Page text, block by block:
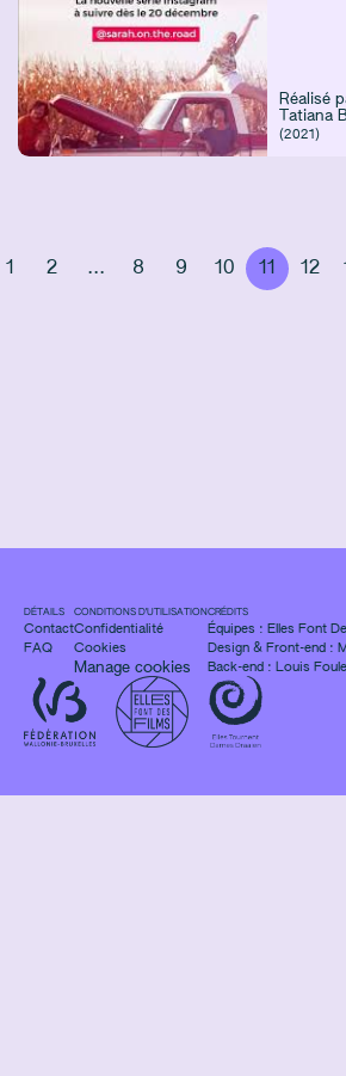
Réalisé
Tatiana
(2021)
1 2 ... 8 9 10 11 12
DÉTAILS
Contact
FAQ
CONDITIONS D'UTILISATION
Confidentialité
Cookies
Manage cookies
CRÉDITS
Équipes : Elles Font
Design & Front-end :
Back-end : Louis